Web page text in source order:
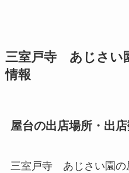
三室戸寺 あじさい
情報
屋台の出店場所・出
三室戸寺 あじさい園の